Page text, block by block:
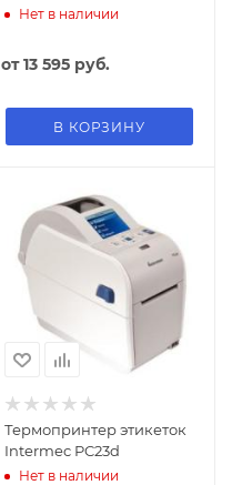
Нет в наличии
от13 595 руб.
В КОРЗИНУ
Термопринтер этикеток
Intermec PC23d
Нет в наличии